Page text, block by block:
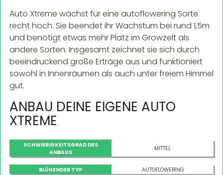
Auto Xtreme wächst für eine autoflowering Sorte
recht hoch. Sie beendet ihr Wachstum bei rund 1,5m
und benötigt etwas mehr Platz im Growzelt als
andere Sorten. Insgesamt zeichnet sie sich durch
beeindruckend große Erträge aus und funktioniert
sowohl in Innenräumen als auch unter freiem Himmel
gut.
ANBAU DEINE EIGENE AUTO
XTREME
SCHWIERIGKEITSGRAD DES
ANBAUS
MITTEL
BLÜHENDER TYP AUTOFLOWERING